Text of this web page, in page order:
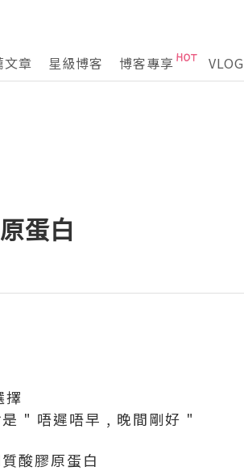
文章 星級博客 博客專享 VLOG
蛋白
擇
" 唔遲唔早 , 晚間剛好 "
酸膠原蛋白